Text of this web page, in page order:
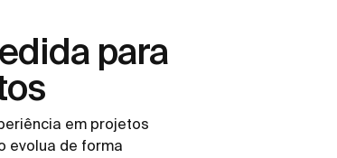
para
em projetos
evolua de forma